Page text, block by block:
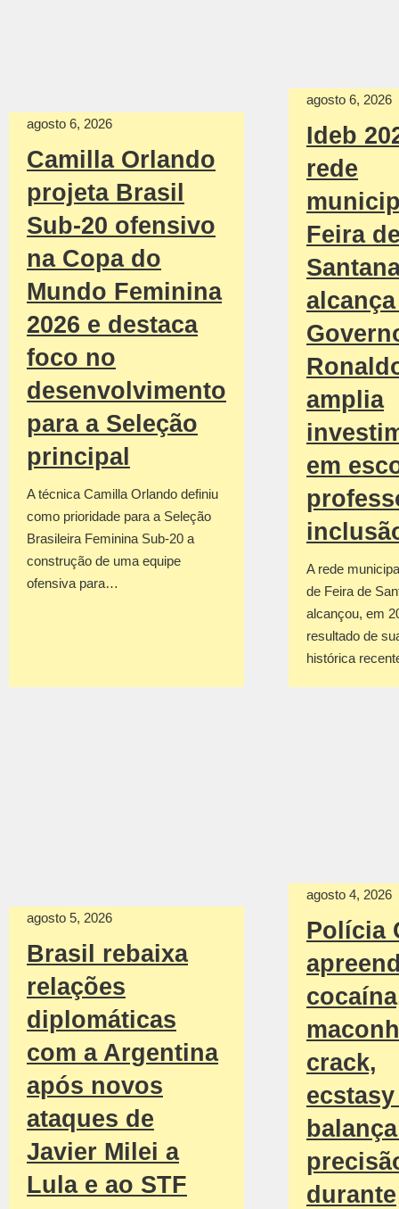
agosto 6, 2026
Camilla Orlando
projeta Brasil
Sub-20 ofensivo
na Copa do
Mundo Feminina
2026 e destaca
foco no
desenvolvimento
para a Seleção
principal
A técnica Camilla Orlando definiu
como prioridade para a Seleção
Brasileira Feminina Sub-20 a
construção de uma equipe
ofensiva para…
agosto 6, 2026
Ideb
rede
Feira
amplia
em
A rede
de Feira de
alcançou, em
resultado de
histórica
agosto 5, 2026
Brasil rebaixa
relações
diplomáticas
com a Argentina
após novos
ataques de
Javier Milei a
Lula e ao STF
agosto 4, 2026
Polícia
crack,
ecstasy
durante